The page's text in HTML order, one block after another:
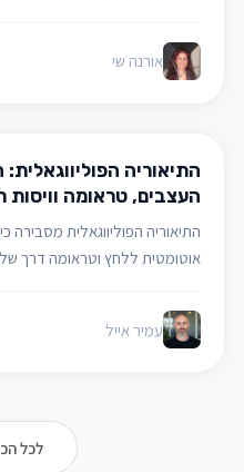
אורנה שי
משבר וצמיחה ממשבר
התיאוריה
העצבים, טראומה וויסות
התיאוריה הפוליווגאלית
אוטומטית ללחץ וטראומה דרך
ולשיפור הוויסות הרגשי בדרך
עמיר אייל
לכל